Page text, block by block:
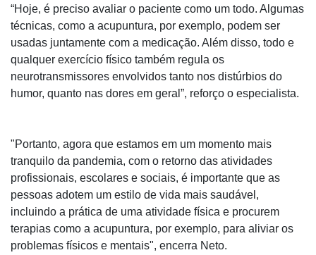
“Hoje, é preciso avaliar o paciente como um todo. Algumas
técnicas, como a acupuntura, por exemplo, podem ser
usadas juntamente com a medicação. Além disso, todo e
qualquer exercício físico também regula os
neurotransmissores envolvidos tanto nos distúrbios do
humor, quanto nas dores em geral”, reforço o especialista.
"Portanto, agora que estamos em um momento mais
tranquilo da pandemia, com o retorno das atividades
profissionais, escolares e sociais, é importante que as
pessoas adotem um estilo de vida mais saudável,
incluindo a prática de uma atividade física e procurem
terapias como a acupuntura, por exemplo, para aliviar os
problemas físicos e mentais", encerra Neto.